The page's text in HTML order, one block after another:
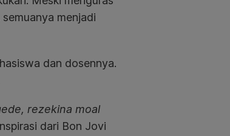
menjadi
dan dosennya.
rezekina moal
dari Bon Jovi